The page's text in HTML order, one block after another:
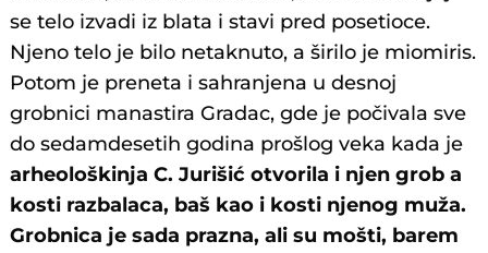
se telo izvadi iz blata i stavi pred posetioce.
Njeno telo je bilo netaknuto, a širilo je miomiris.
Potom je preneta i sahranjena u desnoj
grobnici manastira Gradac, gde je počivala sve
do sedamdesetih godina prošlog veka kada je
arheološkinja C. Jurišić otvorila i njen grob a
kosti razbalaca, baš kao i kosti njenog muža.
Grobnica je sada prazna, ali su mošti, barem